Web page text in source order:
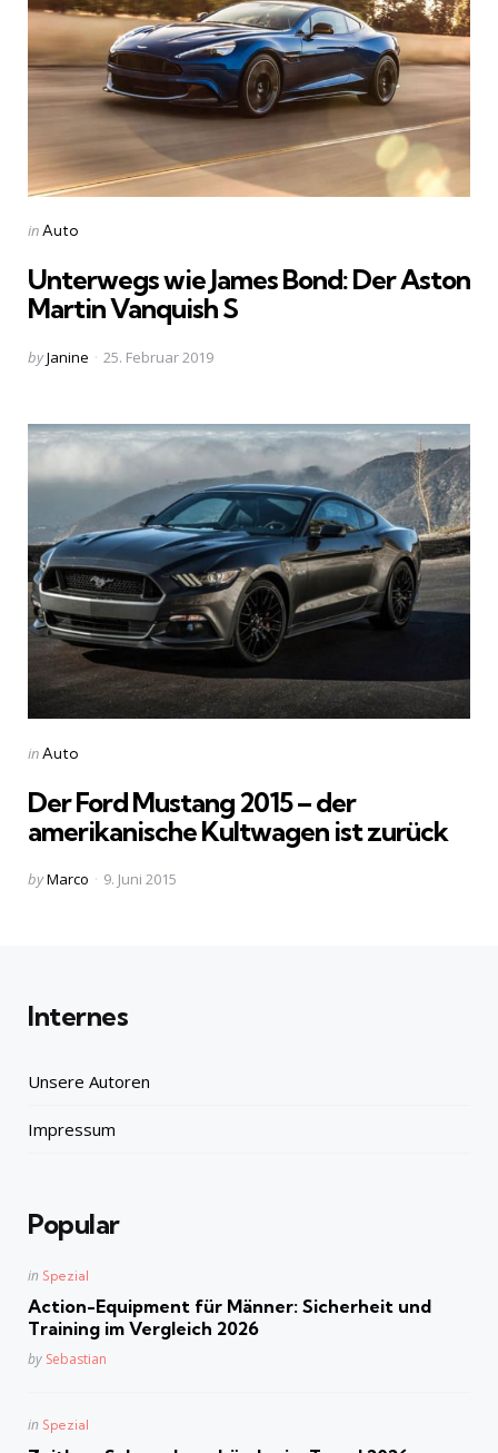
Categories
Posted
inAuto
Unterwegs wie James Bond: Der Aston
Martin Vanquish S
Posted
byJanine 25. Februar 2019
Categories
Posted
inAuto
Der Ford Mustang 2015 – der
amerikanische Kultwagen ist zurück
Posted
byMarco 9. Juni 2015
Internes
Unsere Autoren
Impressum
Popular
Posted
in
in Spezial
Action-Equipment für Männer: Sicherheit und
Training im Vergleich 2026
Posted
by Sebastian
Posted
in Spezial